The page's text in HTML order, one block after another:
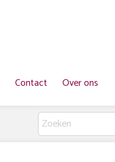
Contact Over ons